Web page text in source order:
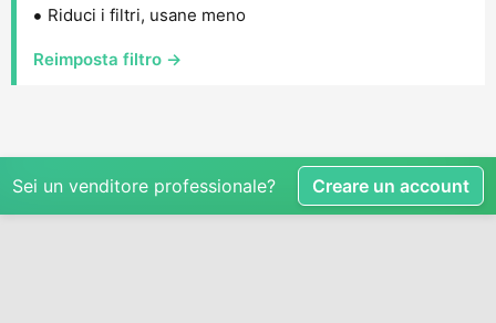
Riduci i filtri, usane meno
Reimposta filtro →
Sei un venditore professionale? Creare un account